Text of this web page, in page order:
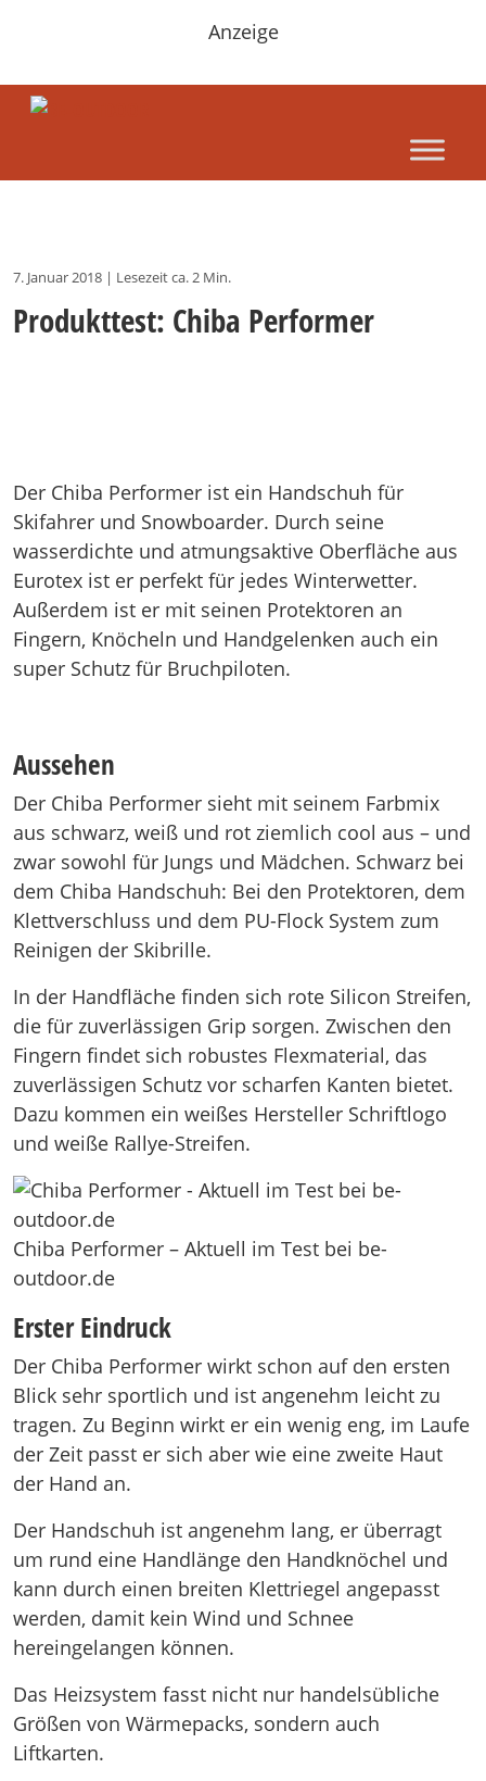
Anzeige
7. Januar 2018 | Lesezeit ca. 2 Min.
Produkttest: Chiba Performer
Der Chiba Performer ist ein Handschuh für
Skifahrer und Snowboarder. Durch seine
wasserdichte und atmungsaktive Oberfläche aus
Eurotex ist er perfekt für jedes Winterwetter.
Außerdem ist er mit seinen Protektoren an
Fingern, Knöcheln und Handgelenken auch ein
super Schutz für Bruchpiloten.
Aussehen
Der Chiba Performer sieht mit seinem Farbmix
aus schwarz, weiß und rot ziemlich cool aus – und
zwar sowohl für Jungs und Mädchen. Schwarz bei
dem Chiba Handschuh: Bei den Protektoren, dem
Klettverschluss und dem PU-Flock System zum
Reinigen der Skibrille.
In der Handfläche finden sich rote Silicon Streifen,
die für zuverlässigen Grip sorgen. Zwischen den
Fingern findet sich robustes Flexmaterial, das
zuverlässigen Schutz vor scharfen Kanten bietet.
Dazu kommen ein weißes Hersteller Schriftlogo
und weiße Rallye-Streifen.
Chiba Performer – Aktuell im Test bei be-
outdoor.de
Erster Eindruck
Der Chiba Performer wirkt schon auf den ersten
Blick sehr sportlich und ist angenehm leicht zu
tragen. Zu Beginn wirkt er ein wenig eng, im Laufe
der Zeit passt er sich aber wie eine zweite Haut
der Hand an.
Der Handschuh ist angenehm lang, er überragt
um rund eine Handlänge den Handknöchel und
kann durch einen breiten Klettriegel angepasst
werden, damit kein Wind und Schnee
hereingelangen können.
Das Heizsystem fasst nicht nur handelsübliche
Größen von Wärmepacks, sondern auch
Liftkarten.